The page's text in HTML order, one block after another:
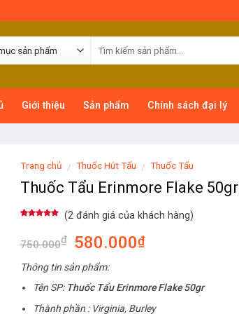
Giới thiệu Sản phẩm Chính sách đại lý
Trang chủ / Thuốc Hút Tẩu / Thuốc Tẩu
Thuốc Tẩu Erinmore Flake 50gr
đánh giá
(2đánh giá của khách hàng)
750.000₫ 580.000₫
Thông tin sản phẩm:
Tên SP: Thuốc Tẩu Erinmore Flake 50gr
Thành phần : Virginia, Burley